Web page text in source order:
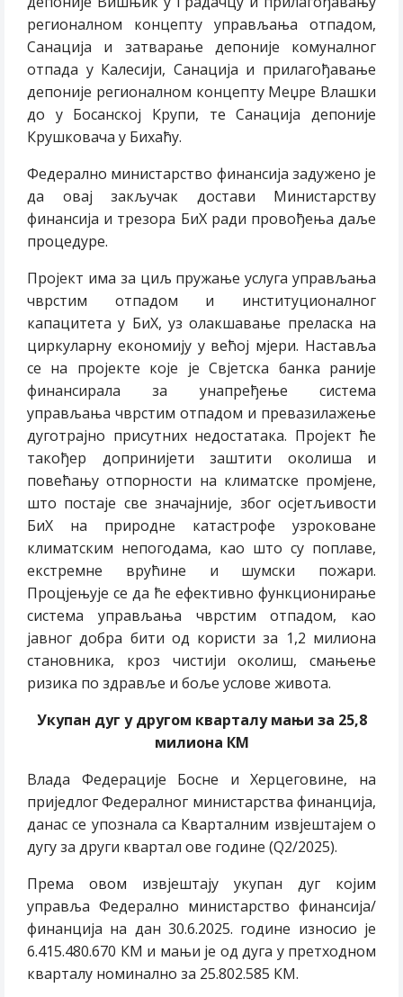
регионалном концепту управљања отпадом,
Санација и затварање депоније комуналног
отпада у Калесији, Санација и прилагођавање
депоније регионалном концепту Меџре Влашки
до у Босанској Крупи, те Санација депоније
Крушковача у Бихаћу.
Федерално министарство финансија задужено је
да овај закључак достави Министарству
финансија и трезора БиХ ради провођења даље
процедуре.
Пројект има за циљ пружање услуга управљања
чврстим отпадом и институционалног
капацитета у БиХ, уз олакшавање преласка на
циркуларну економију у већој мјери. Наставља
се на пројекте које је Свјетска банка раније
финансирала за унапређење система
управљања чврстим отпадом и превазилажење
дуготрајно присутних недостатака. Пројект ће
такођер допринијети заштити околиша и
повећању отпорности на климатске промјене,
што постаје све значајније, због осјетљивости
БиХ на природне катастрофе узроковане
климатским непогодама, као што су поплаве,
екстремне врућине и шумски пожари.
Процјењује се да ће ефективно функционирање
система управљања чврстим отпадом, као
јавног добра бити од користи за 1,2 милиона
становника, кроз чистији околиш, смањење
ризика по здравље и боље услове живота.
Укупан дуг у другом кварталу мањи за 25,8
милиона КМ
Влада Федерације Босне и Херцеговине, на
приједлог Федералног министарства финанција,
данас се упознала са Кварталним извјештајем о
дугу за други квартал ове године (Q2/2025).
Према овом извјештају укупан дуг којим
управља Федерално министарство финансија/
финанција на дан 30.6.2025. године износио је
6.415.480.670 КМ и мањи је од дуга у претходном
кварталу номинално за 25.802.585 КМ.